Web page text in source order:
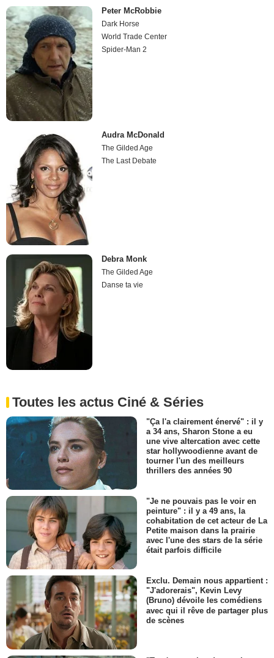
Peter McRobbie
Dark Horse
World Trade Center
Spider-Man 2
Audra McDonald
The Gilded Age
The Last Debate
Debra Monk
The Gilded Age
Danse ta vie
Toutes les actus Ciné & Séries
"Ça l'a clairement énervé" : il y
a 34 ans, Sharon Stone a eu
une vive altercation avec cette
star hollywoodienne avant de
tourner l'un des meilleurs
thrillers des années 90
"Je ne pouvais pas le voir en
peinture" : il y a 49 ans, la
cohabitation de cet acteur de La
Petite maison dans la prairie
avec l'une des stars de la série
était parfois difficile
Exclu. Demain nous appartient :
"J'adorerais", Kevin Levy
(Bruno) dévoile les comédiens
avec qui il rêve de partager plus
de scènes